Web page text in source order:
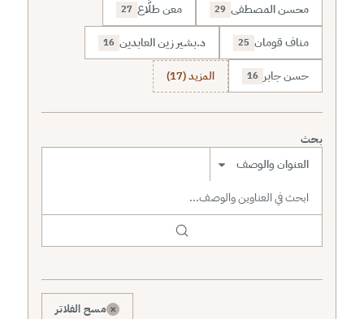
محسن المصطفى 29 معن طلَّاع 27
مناف قومان 25 د.بشير زين العابدين 16
حسن جابر 16 المزيد (17)
بحث
نطاق البحث
× مسح الفلاتر